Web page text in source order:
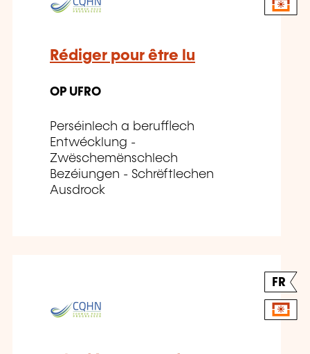
Rédiger pour être lu
OP UFRO
Perséinlech a berufflech
Entwécklung -
Zwëschemënschlech
Bezéiungen - Schrëftlechen
Ausdrock
FR